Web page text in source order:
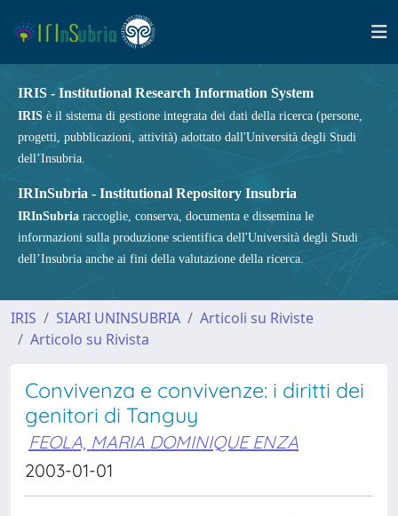
IRIS - Institutional Research Information System
IRIS è il sistema di gestione integrata dei dati della ricerca (persone,
progetti, pubblicazioni, attività) adottato dall'Università degli Studi
dell’Insubria.
IRInSubria - Institutional Repository Insubria
IRInSubria raccoglie, conserva, documenta e dissemina le
informazioni sulla produzione scientifica dell'Università degli Studi
dell’Insubria anche ai fini della valutazione della ricerca.
IRIS SIARI UNINSUBRIA
Articoli su Riviste
Articolo su Rivista
Convivenza e convivenze: i diritti dei
genitori di Tanguy
FEOLA, MARIA DOMINIQUE ENZA
2003-01-01